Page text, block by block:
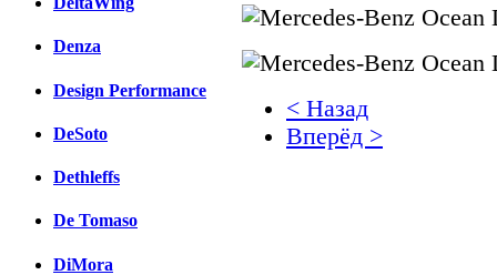
Denza
Design Performance
DeSoto
Dethleffs
De Tomaso
DiMora
< Назад
Вперёд >